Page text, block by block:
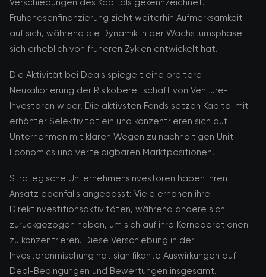
Verschiebungen des Kapitals gekennzeichnet.
Frühphasenfinanzierung zieht weiterhin Aufmerksamkeit
auf sich, während die Dynamik in der Wachstumsphase
sich erheblich von früheren Zyklen entwickelt hat.
Die Aktivität bei Deals spiegelt eine breitere
Neukalibrierung der Risikobereitschaft von Venture-
Investoren wider. Die aktivsten Fonds setzen Kapital mit
erhöhter Selektivität ein und konzentrieren sich auf
Unternehmen mit klaren Wegen zu nachhaltigen Unit
Economics und verteidigbaren Marktpositionen.
Strategische Unternehmensinvestoren haben ihren
Ansatz ebenfalls angepasst: Viele erhöhen ihre
Direktinvestitionsaktivitäten, während andere sich
zurückgezogen haben, um sich auf ihre Kernoperationen
zu konzentrieren. Diese Verschiebung in der
Investorenmischung hat signifikante Auswirkungen auf
Deal-Bedingungen und Bewertungen insgesamt.